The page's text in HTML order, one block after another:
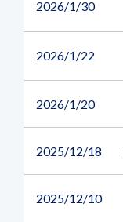
2026 1/30
2026 1/22
2026 1/20
2025 12/18
2025 12/10